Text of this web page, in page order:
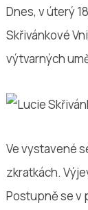
Dnes, v úterý
Skřivánkové
výtvarných
Ve vystavené
zkratkách.
Postupně se v